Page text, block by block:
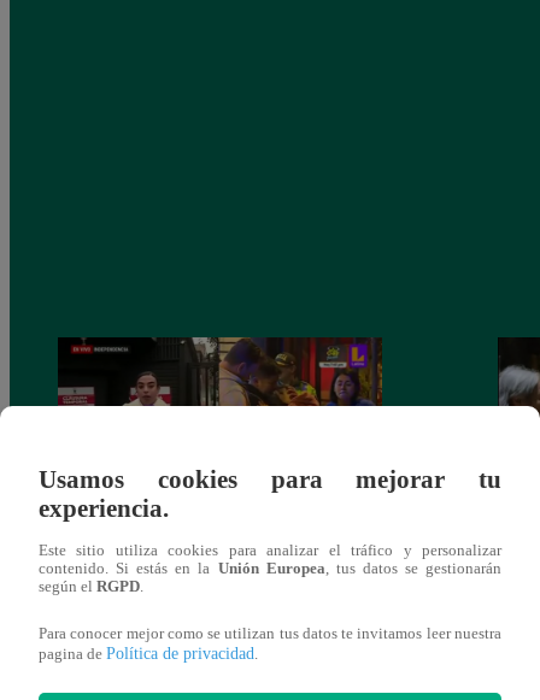
Cantante Jaime Carmona asesinado: todo
lo que sabe de la muerte del exparticipante
Usamos cookies para mejorar tu
experiencia.
Este sitio utiliza cookies para analizar el tráfico y personalizar
contenido. Si estás en la Unión Europea, tus datos se gestionarán
según el RGPD.
Para conocer mejor como se utilizan tus datos te invitamos leer nuestra
pagina de Política de privacidad.